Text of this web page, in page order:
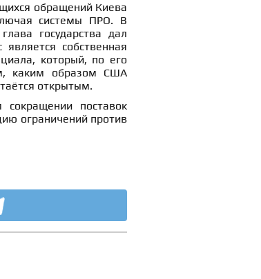
обращений Киева
системы ПРО. В
государства дал
собственная
который, по его
каким образом США
открытым.
сокращении поставок
ограничений против